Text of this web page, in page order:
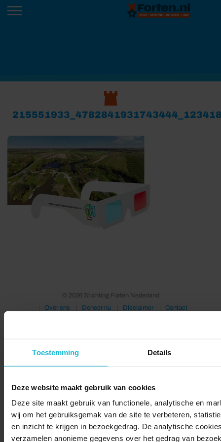
Toestemming Details
Deze website maakt gebruik van cookies
Deze site maakt gebruik van functionele, analytische en
wij om het gebruiksgemak van de site te verbeteren,
en inzicht te krijgen in bezoekgedrag. De analytische
verzamelen anonieme gegevens over het gedrag van
© 2026 Stichting Forten Nederland
Over ons
Doneer nu Disclaimer
Contact